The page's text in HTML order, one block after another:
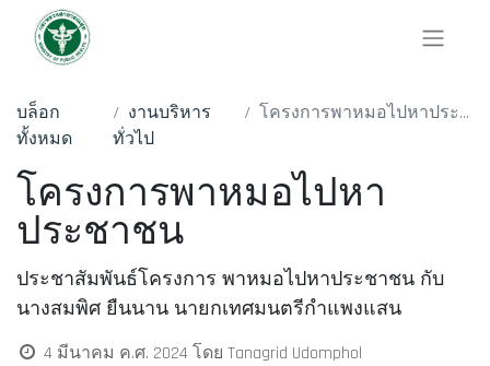
บล็อก
ทั้งหมด
งานบริหาร
ทั่วไป
โครงการ​พาหมอไปหาประชาชน
โครงการ​พาหมอไปหา
ประชาชน
ประชาสัมพันธ์​โครงการ​ พาหมอไปหาประชาชน​ กับ
นางสมพิศ​ ยืนนาน​ นายกเทศมนตรีกำแพงแสน
4 มีนาคม ค.ศ. 2024 โดย Tanagrid Udomphol